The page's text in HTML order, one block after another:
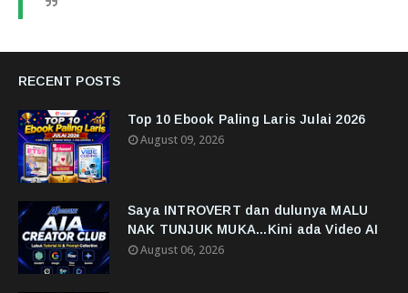
RECENT POSTS
Top 10 Ebook Paling Laris Julai 2026
August 09, 2026
Saya INTROVERT dan dulunya MALU
NAK TUNJUK MUKA...Kini ada Video AI
August 06, 2026